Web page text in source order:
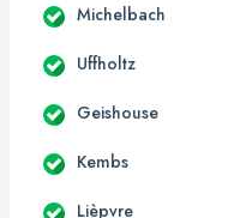
Michelbach
Uffholtz
Geishouse
Kembs
Lièpvre